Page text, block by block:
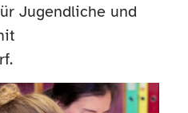
Jugendliche und